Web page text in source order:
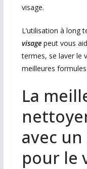
visage.
L’utilisation à long
visagepeut vous
termes, se laver le
meilleures formules
La
avec
pour le